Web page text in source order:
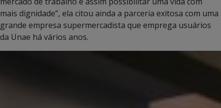
mais dignidade”, ela citou ainda a parceria exitosa com uma
grande empresa supermercadista que emprega usuários
da Unae há vários anos.